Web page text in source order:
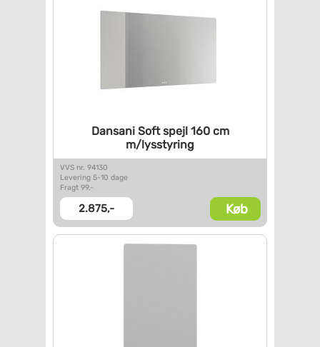
Dansani Soft spejl 160 cm
m/lysstyring
VVS nr. 94130
Levering 5-10 dage
Fragt 99,-
2.875,- Køb